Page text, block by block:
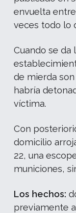
envuelta
veces todo lo
Cuando se
de mierda
habría
víctima.
Con
domicilio
22, una
municiones,
Los hechos:
previamente